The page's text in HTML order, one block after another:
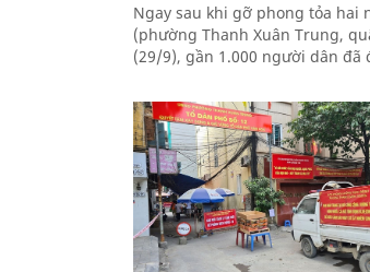
Ngay sau khi gỡ phong tỏa hai
(phường Thanh Xuân Trung,
(29/9), gần 1.000 người dân đã